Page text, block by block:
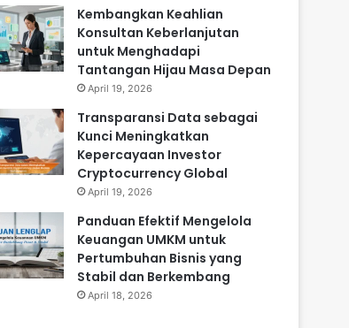
Kembangkan Keahlian
Konsultan Keberlanjutan
untuk Menghadapi
Tantangan Hijau Masa Depan
April 19, 2026
Transparansi Data sebagai
Kunci Meningkatkan
Kepercayaan Investor
Cryptocurrency Global
April 19, 2026
Panduan Efektif Mengelola
Keuangan UMKM untuk
Pertumbuhan Bisnis yang
Stabil dan Berkembang
April 18, 2026